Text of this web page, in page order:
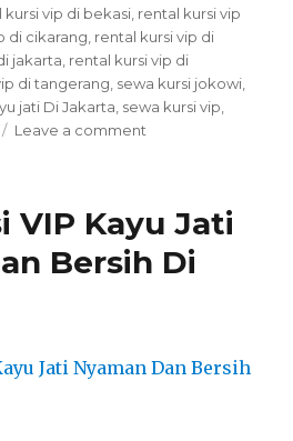
kursi vip di bekasi rental kursi vip
di cikarang rental kursi vip di
jakarta rental kursi vip di
di tangerang sewa kursi jokowi
jati Di Jakarta sewa kursi vip
Leave a comment
VIP
jati
VIP Kayu Jati
Bersih Di